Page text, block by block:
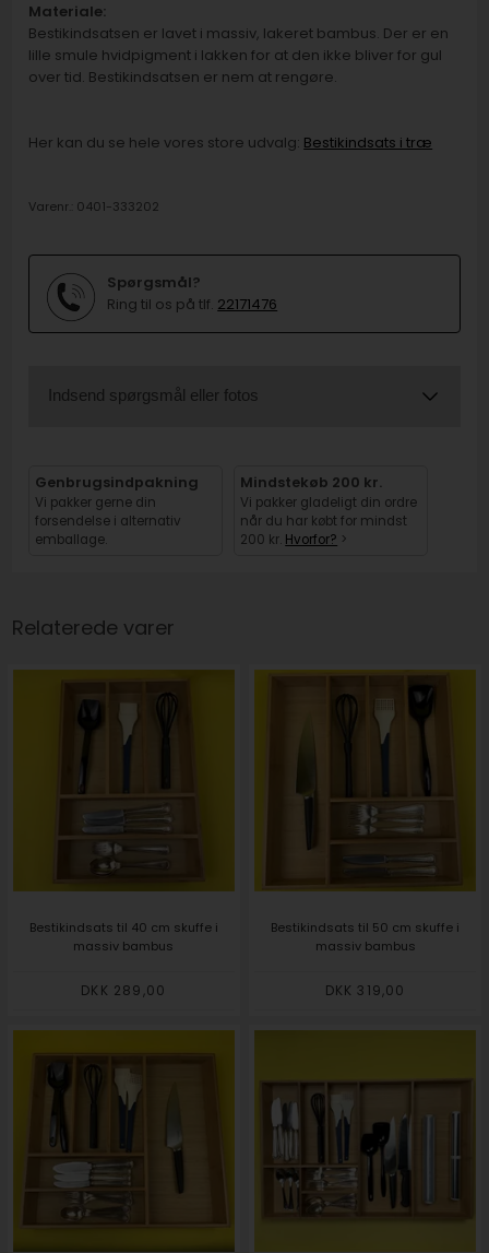
Materiale:
Bestikindsatsen er lavet i massiv, lakeret bambus. Der er en
lille smule hvidpigment i lakken for at den ikke bliver for gul
over tid. Bestikindsatsen er nem at rengøre.
Her kan du se hele vores store udvalg: Bestikindsats i træ
Varenr.: 0401-333202
Spørgsmål?
Ring til os på tlf. 22171476
Indsend spørgsmål eller fotos
Genbrugsindpakning
Vi pakker gerne din
forsendelse i alternativ
emballage.
Mindstekøb 200 kr.
Vi pakker gladeligt din ordre
når du har købt for mindst
200 kr. Hvorfor? >
Relaterede varer
Bestikindsats til 40 cm skuffe i
massiv bambus
DKK 289,00
Bestikindsats til 50 cm skuffe i
massiv bambus
DKK 319,00